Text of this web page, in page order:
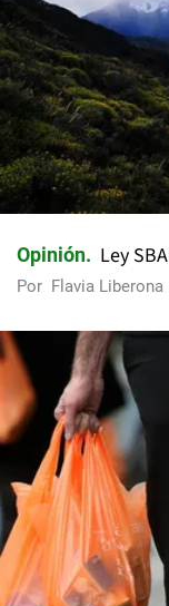
Opinión Ley
Por Flavia Liberona